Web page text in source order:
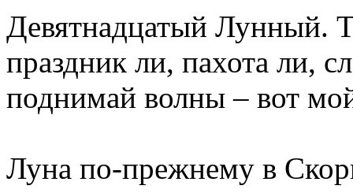
Девятнадцатый Лунный.
праздник ли, пахота ли,
поднимай волны – вот
Луна по-прежнему в